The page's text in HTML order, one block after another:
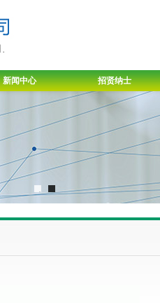
新闻中心 招贤纳士